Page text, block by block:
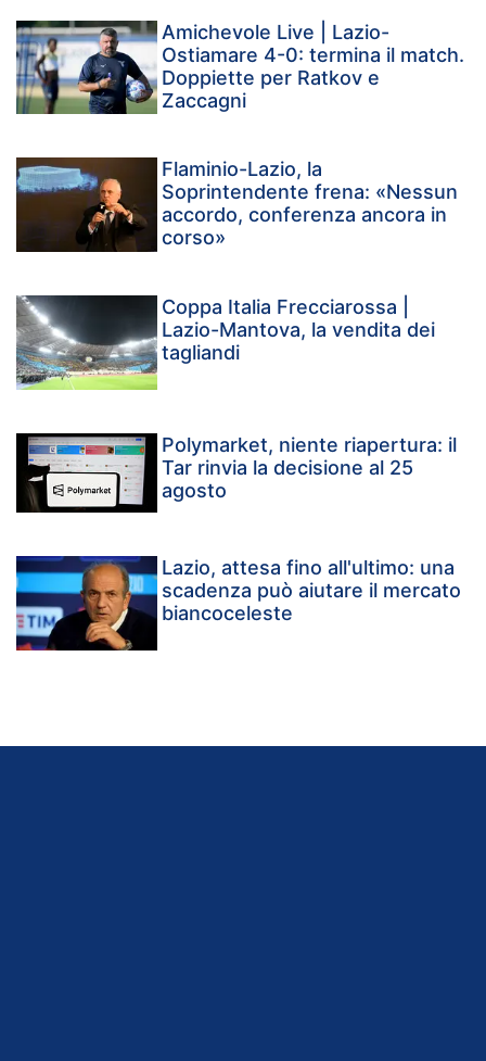
Amichevole Live | Lazio-
Ostiamare 4-0: termina il match.
Doppiette per Ratkov e
Zaccagni
Flaminio-Lazio, la
Soprintendente frena: «Nessun
accordo, conferenza ancora in
corso»
Coppa Italia Frecciarossa |
Lazio-Mantova, la vendita dei
tagliandi
Polymarket, niente riapertura: il
Tar rinvia la decisione al 25
agosto
Lazio, attesa fino all'ultimo: una
scadenza può aiutare il mercato
biancoceleste